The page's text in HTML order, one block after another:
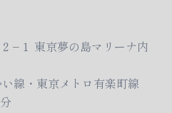
−１ 東京夢の島マリーナ内
線・東京メトロ有楽町線